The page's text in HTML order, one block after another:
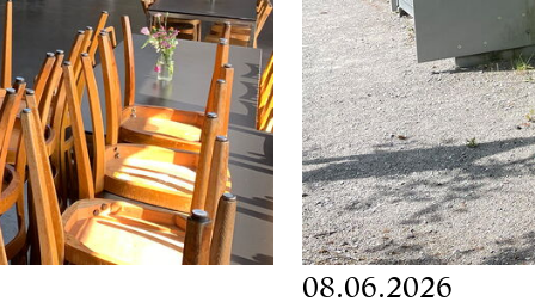
08.06.2026